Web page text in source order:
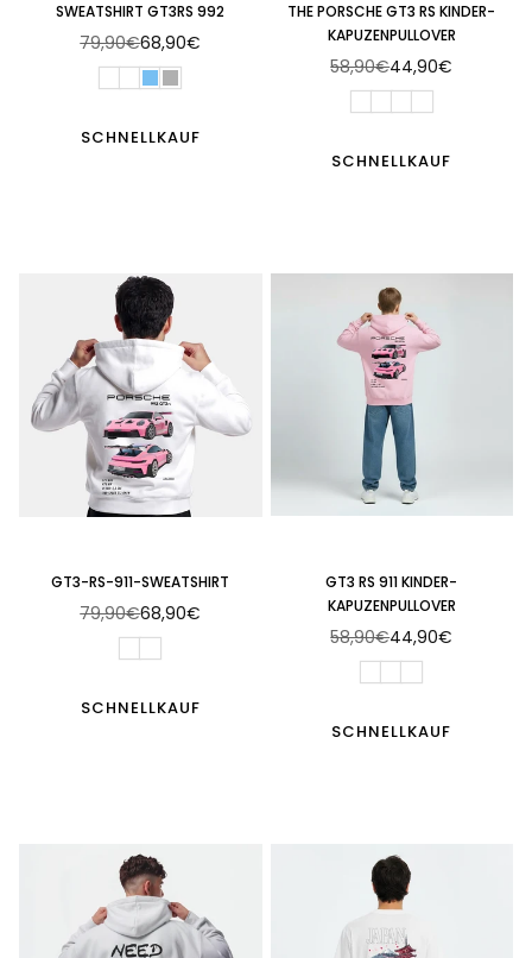
SWEATSHIRT GT3RS 992
Normaler
Preis
79,90€68,90€
SCHNELLKAUF
THE PORSCHE GT3 RS KINDER-
KAPUZENPULLOVER
Normaler
58,90€44,90€
SCHNELLKAUF
GT3-RS-911-SWEATSHIRT
Normaler
79,90€68,90€
SCHNELLKAUF
GT3 RS 911 KINDER-
KAPUZENPULLOVER
Normaler
58,90€44,90€
SCHNELLKAUF